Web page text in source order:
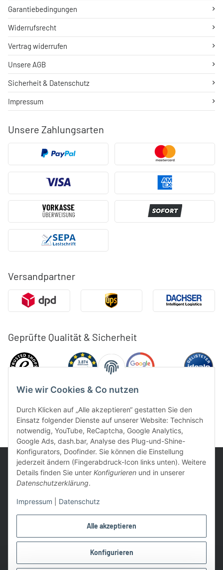
Alle akzeptieren
Konfigurieren
Wie wir Cookies & Co nutzen
Durch Klicken auf „Alle akzeptieren“ gestatten Sie den
Einsatz folgender Dienste auf unserer Website: Technisch
notwendig, YouTube, ReCaptcha, Google Analytics,
Google Ads, dash.bar, Analyse des Plug-und-Shine-
Konfigurators, Doofinder. Sie können die Einstellung
jederzeit ändern (Fingerabdruck-Icon links unten). Weitere
Details finden Sie unter Konfigurieren und in unserer
Datenschutzerklärung.
Impressum Datenschutz
Unsere Zahlungsarten
Versandpartner
Geprüfte Qualität & Sicherheit
Garantiebedingungen
Widerrufsrecht
Vertrag widerrufen
Unsere AGB
Sicherheit & Datenschutz
Impressum
UVP: Ist die unverbindliche Preisempfehlung des Herstellers für
* Gratis Versand ab 99 € innerhalb Deutschlands
getroffen, um sicherzustellen, dass es es sich um echte